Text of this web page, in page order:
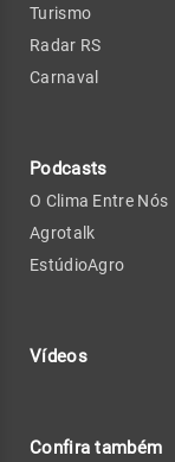
Turismo
Radar RS
Carnaval
Podcasts
O Clima Entre Nós
Agrotalk
EstúdioAgro
Vídeos
Confira também